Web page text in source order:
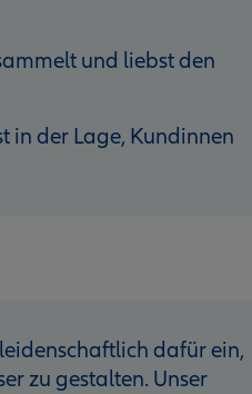
und liebst den
in der Lage, Kundinnen
dafür ein,
zu gestalten. Unser